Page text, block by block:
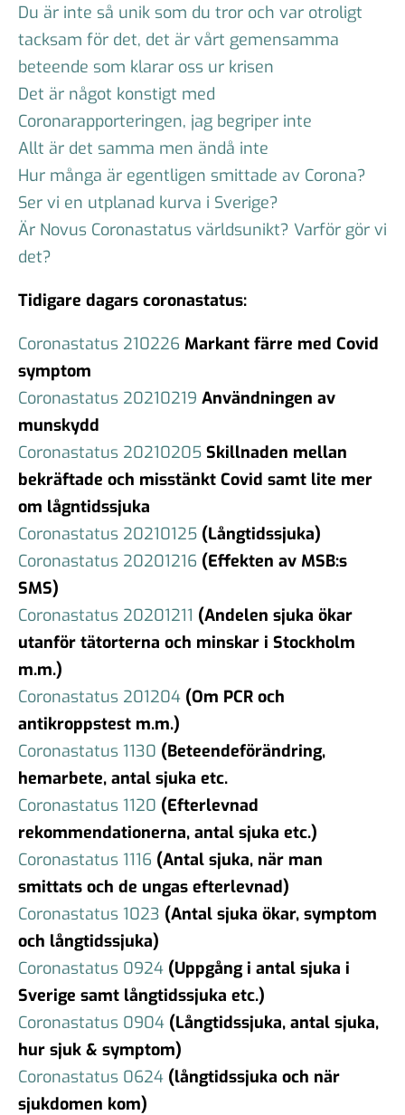
Du är inte så unik som du tror och var otroligt
tacksam för det, det är vårt gemensamma
beteende som klarar oss ur krisen
Det är något konstigt med
Coronarapporteringen, jag begriper inte
Allt är det samma men ändå inte
Hur många är egentligen smittade av Corona?
Ser vi en utplanad kurva i Sverige?
Är Novus Coronastatus världsunikt? Varför gör vi
det?
Tidigare dagars coronastatus:
Coronastatus 210226 Markant färre med Covid
symptom
Coronastatus 20210219 Användningen av
munskydd
Coronastatus 20210205 Skillnaden mellan
bekräftade och misstänkt Covid samt lite mer
om lågntidssjuka
Coronastatus 20210125 (Långtidssjuka)
Coronastatus 20201216 (Effekten av MSB:s
SMS)
Coronastatus 20201211 (Andelen sjuka ökar
utanför tätorterna och minskar i Stockholm
m.m.)
Coronastatus 201204 (Om PCR och
antikroppstest m.m.)
Coronastatus 1130 (Beteendeförändring,
hemarbete, antal sjuka etc.
Coronastatus 1120 (Efterlevnad
rekommendationerna, antal sjuka etc.)
Coronastatus 1116 (Antal sjuka, när man
smittats och de ungas efterlevnad)
Coronastatus 1023 (Antal sjuka ökar, symptom
och långtidssjuka)
Coronastatus 0924 (Uppgång i antal sjuka i
Sverige samt långtidssjuka etc.)
Coronastatus 0904 (Långtidssjuka, antal sjuka,
hur sjuk & symptom)
Coronastatus 0624 (långtidssjuka och när
sjukdomen kom)